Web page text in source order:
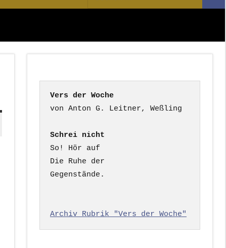
nach:
Vers der Woche
Schrei nicht
So! Hör auf
Die Ruhe der
Gegenstände.
Archiv Rubrik "Vers der Woche"